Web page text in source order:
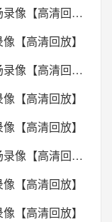
2026年05月22日 骑士VS尼克斯_全场录像【高清回放】
【高清回放】
2026年05月20日 骑士VS尼克斯_全场录像【高清回放】
【高清回放】
【高清回放】
2026年05月16日 马刺VS森林狼_全场录像【高清回放】
【高清回放】
【高清回放】